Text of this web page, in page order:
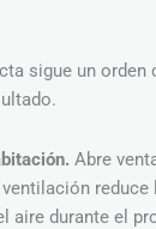
sigue un
Abre
ventilación
aire durante el